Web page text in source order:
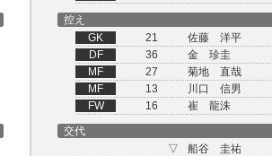
控え
GK
21
佐藤 洋平
DF
36
金 珍圭
MF
27
菊地 直哉
MF
13
川口 信男
FW
16
崔 龍洙
交代
▽
船谷 圭祐